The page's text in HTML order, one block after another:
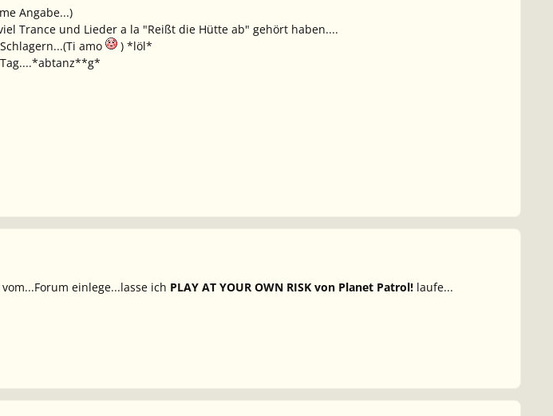
Angabe...)
Trance und Lieder a la "Reißt die Hütte ab" gehört haben....
amo
) *löl*
einlege...lasse ich PLAY AT YOUR OWN RISK von Planet Patrol! laufe...